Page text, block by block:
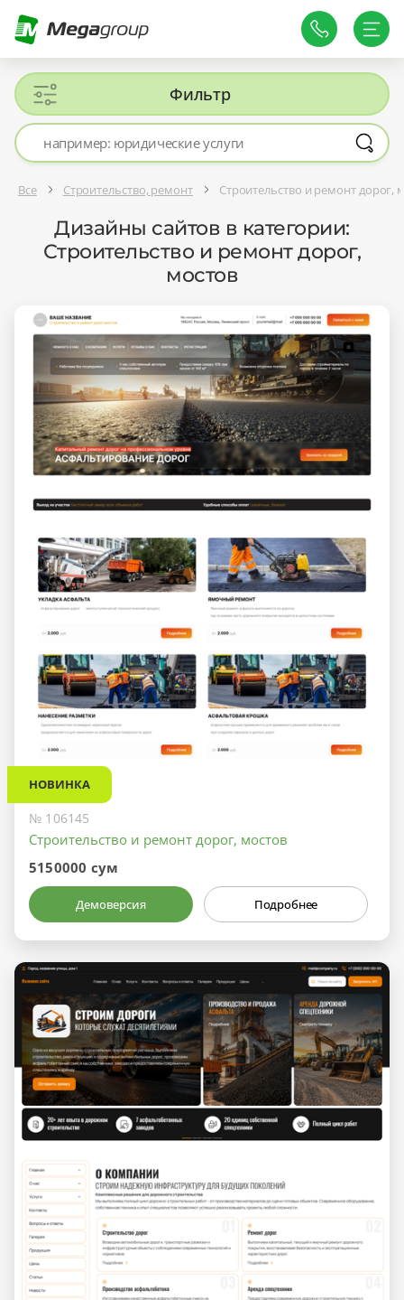
Фильтр
Все Строительство, ремонт Строительство и ремонт дорог,
Дизайны сайтов в категории:
Строительство и ремонт дорог,
мостов
НОВИНКА
№ 106145
Строительство и ремонт дорог, мостов
5150000 сум
Демоверсия Подробнее